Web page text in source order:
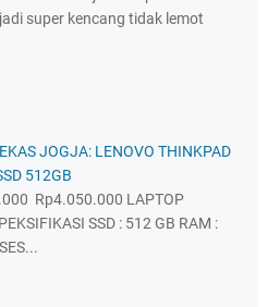
super kencang tidak lemot
JOGJA: LENOVO THINKPAD
512GB
Rp4.050.000 LAPTOP
SSD : 512 GB RAM :